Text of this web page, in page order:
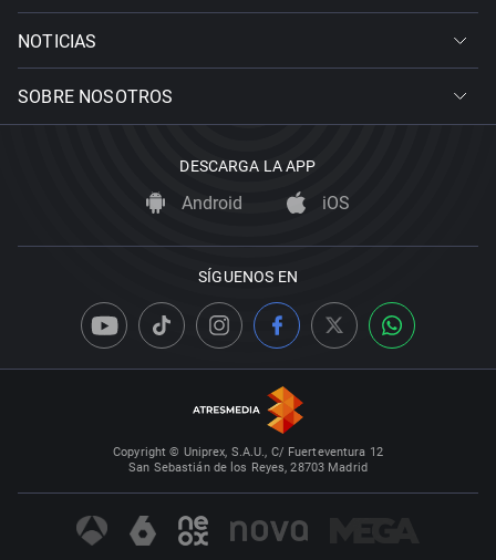
NOTICIAS
SOBRE NOSOTROS
DESCARGA LA APP
Android iOS
SÍGUENOS EN
Copyright © Uniprex, S.A.U., C/ Fuerteventura 12
San Sebastián de los Reyes, 28703 Madrid